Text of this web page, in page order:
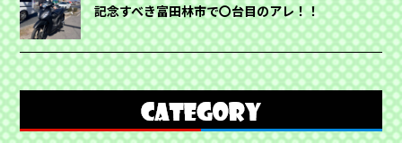
記念すべき富田林市で〇台目のアレ！！